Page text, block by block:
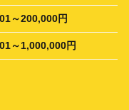
～200,000円
～1,000,000円